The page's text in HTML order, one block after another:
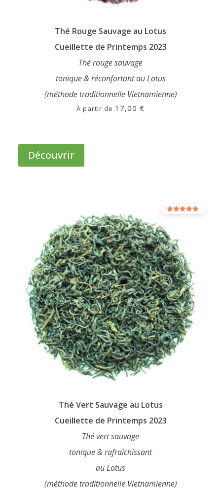
Thé Rouge Sauvage au Lotus
Cueillette de Printemps 2023
Thé rouge sauvage
tonique & réconfortant au Lotus
(méthode traditionnelle Vietnamienne)
À partir de 17,00 €
Découvrir
peuvent
être
choisies
sur
la
page
du
produit
Thé Vert Sauvage au Lotus
Cueillette de Printemps 2023
Thé vert sauvage
tonique & rafraîchissant
au Lotus
(méthode traditionnelle Vietnamienne)
sur 5